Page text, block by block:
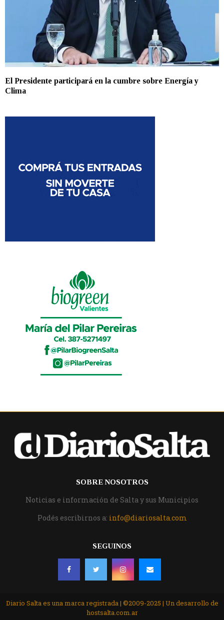
El Presidente participará en la cumbre sobre Energía y
Clima
SOBRE NOSOTROS
Noticias e información de Salta y sus Municipios
Podés escribirnos a: info@diariosalta.com
SEGUINOS
Diario Salta es una marca registrada | ©2009-2025 | Un desarrollo de
hostsalta.com.ar